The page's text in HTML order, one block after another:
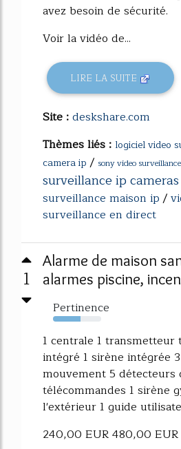
avez besoin de sécurité.
Voir la vidéo de...
LIRE LA SUITE
Site :deskshare.com
Thèmes liés : logiciel video
camera ip / sony video
surveillance ip cameras
surveillance maison ip/
surveillance en direct
1
Alarme de maison
alarmes piscine,
Pertinence
57%
1 centrale 1 transmetteur
intégré 1 sirène intégrée
mouvement 5 détecteurs
télécommandes 1 sirène
l'extérieur 1 guide
240,00 EUR 480,00 EUR